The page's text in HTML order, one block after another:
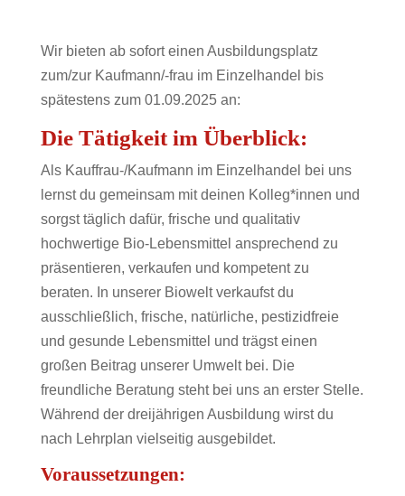
Wir bieten ab sofort einen Ausbildungsplatz
zum/zur Kaufmann/-frau im Einzelhandel bis
spätestens zum 01.09.2025 an:
Die Tätigkeit im Überblick:
Als Kauffrau-/Kaufmann im Einzelhandel bei uns
lernst du gemeinsam mit deinen Kolleg*innen und
sorgst täglich dafür, frische und qualitativ
hochwertige Bio-Lebensmittel ansprechend zu
präsentieren, verkaufen und kompetent zu
beraten. In unserer Biowelt verkaufst du
ausschließlich, frische, natürliche, pestizidfreie
und gesunde Lebensmittel und trägst einen
großen Beitrag unserer Umwelt bei. Die
freundliche Beratung steht bei uns an erster Stelle.
Während der dreijährigen Ausbildung wirst du
nach Lehrplan vielseitig ausgebildet.
Voraussetzungen: